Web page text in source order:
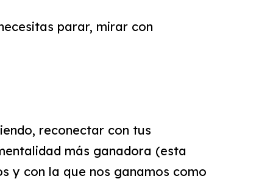
parar, mirar con
reconectar con tus
más ganadora (esta
y con la que nos ganamos como